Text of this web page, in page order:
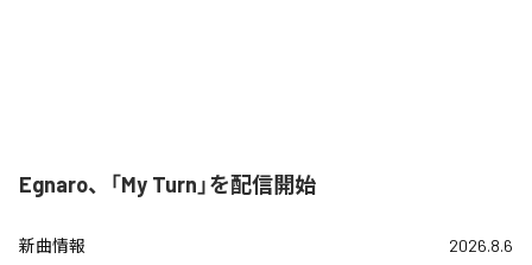
Egnaro、「My Turn」を配信開始
新曲情報 2026.8.6